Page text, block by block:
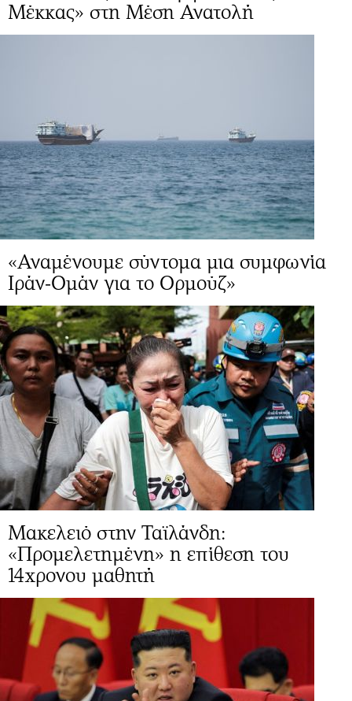
Μέκκας» στη Μέση Ανατολή
«Αναμένουμε σύντομα μια συμφωνία
Ιράν-Ομάν για το Ορμούζ»
Μακελειό στην Ταϊλάνδη:
«Προμελετημένη» η επίθεση του
14χρονου μαθητή